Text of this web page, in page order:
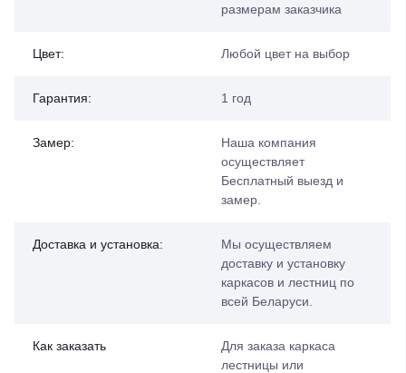
размерам заказчика
Цвет: Любой цвет на выбор
Гарантия: 1 год
Замер:
Наша компания
осуществляет
Бесплатный выезд и
замер.
Доставка и установка:
Мы осуществляем
доставку и установку
каркасов и лестниц по
всей Беларуси.
Как заказать
Для заказа каркаса
лестницы или